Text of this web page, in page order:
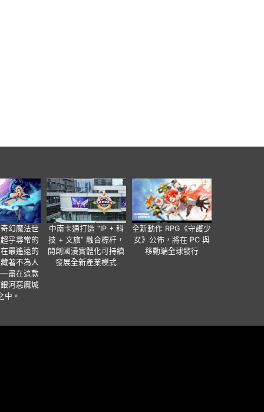
幻魔法世
乎尋常的
最遙遠的
著不為人
盡在這款
河惡魔城
中。
中南卡通打造 “IP + 科
技 + 文旅” 融合標杆，
開創國漫實體化可持續
發展全新產業模式
全新動作 RPG《守護少
女》公佈，將在 PC 與
移動端全球發行